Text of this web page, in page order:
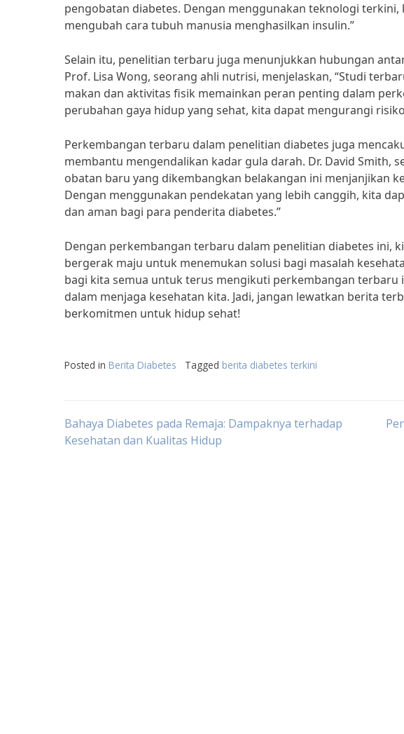
pengobatan diabetes. Dengan menggunakan teknologi
mengubah cara tubuh manusia menghasilkan insulin.”
Selain itu, penelitian terbaru juga menunjukkan hubungan
Prof. Lisa Wong, seorang ahli nutrisi, menjelaskan, “Studi
makan dan aktivitas fisik memainkan peran penting dalam
perubahan gaya hidup yang sehat, kita dapat mengurangi
Perkembangan terbaru dalam penelitian diabetes juga
membantu mengendalikan kadar gula darah. Dr. David Smith,
obatan baru yang dikembangkan belakangan ini menjanjikan
Dengan menggunakan pendekatan yang lebih canggih, kita
dan aman bagi para penderita diabetes.”
Dengan perkembangan terbaru dalam penelitian diabetes ini,
bergerak maju untuk menemukan solusi bagi masalah
bagi kita semua untuk terus mengikuti perkembangan
dalam menjaga kesehatan kita. Jadi, jangan lewatkan berita
berkomitmen untuk hidup sehat!
Posted in Berita Diabetes Tagged berita diabetes terkini
Post
Bahaya Diabetes pada Remaja: Dampaknya terhadap
Kesehatan dan Kualitas Hidup